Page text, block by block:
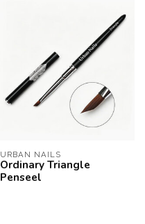
URBAN NAILS
Ordinary Triangle
Penseel